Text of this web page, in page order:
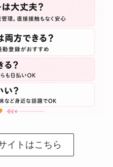
イトはこちら